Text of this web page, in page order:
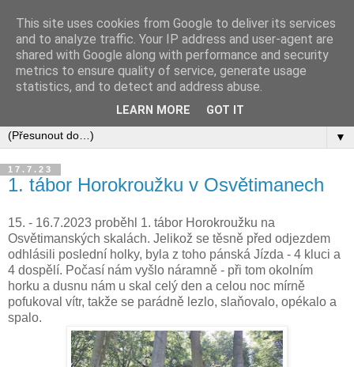
▼
17.7.23
1. tábor Horokroužku v Osvětimanech
15. - 16.7.2023 proběhl 1. tábor Horokroužku na
Osvětimanských skalách. Jelikož se těsně před odjezdem
odhlásili poslední holky, byla z toho pánská Jízda - 4 kluci a
4 dospělí. Počasí nám vyšlo náramně - při tom okolním
horku a dusnu nám u skal celý den a celou noc mírně
pofukoval vítr, takže se parádně lezlo, slaňovalo, opékalo a
spalo.
This site uses cookies from Google to deliver its services
and to analyze traffic. Your IP address and user-agent are
shared with Google along with performance and security
metrics to ensure quality of service, generate usage
statistics, and to detect and address abuse.
LEARN MORE GOT IT